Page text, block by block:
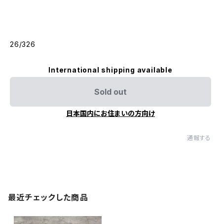
26/326
International shipping available
Sold out
日本国内にお住まいの方向け
通報する
最近チェックした商品